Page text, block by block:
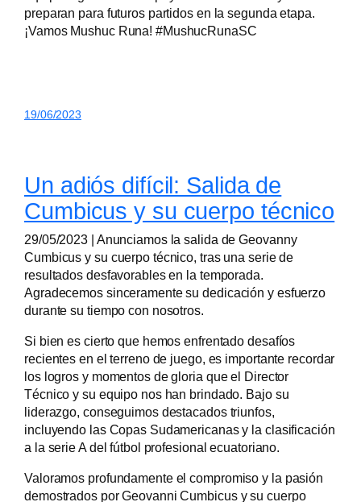
preparan para futuros partidos en la segunda etapa.
¡Vamos Mushuc Runa! #MushucRunaSC
19/06/2023
Un adiós difícil: Salida de
Cumbicus y su cuerpo técnico
29/05/2023 | Anunciamos la salida de Geovanny
Cumbicus y su cuerpo técnico, tras una serie de
resultados desfavorables en la temporada.
Agradecemos sinceramente su dedicación y esfuerzo
durante su tiempo con nosotros.
Si bien es cierto que hemos enfrentado desafíos
recientes en el terreno de juego, es importante recordar
los logros y momentos de gloria que el Director
Técnico y su equipo nos han brindado. Bajo su
liderazgo, conseguimos destacados triunfos,
incluyendo las Copas Sudamericanas y la clasificación
a la serie A del fútbol profesional ecuatoriano.
Valoramos profundamente el compromiso y la pasión
demostrados por Geovanni Cumbicus y su cuerpo